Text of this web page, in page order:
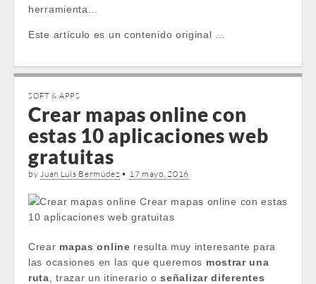
herramienta...
Este artículo es un contenido original …
SOFT & APPS
Crear mapas online con
estas 10 aplicaciones web
gratuitas
byJuan Luis Bermúdez • 17 mayo, 2016
Crear mapas online resulta muy interesante para
las ocasiones en las que queremos mostrar una
ruta , trazar un itinerario oseñalizar diferentes